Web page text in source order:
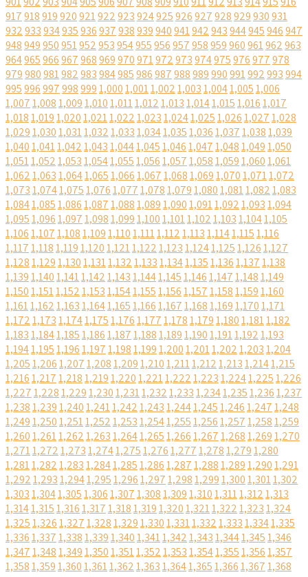
917918919920921922923924925926927928929930931
932933934935936937938939940941942943944945946947
948949950951952953954955956957958959960961962963
964965966967968969970971972973974975976977978
979980981982983984985986987988989990991992993994
9959969979989991,0001,0011,0021,0031,0041,0051,006
1,0071,0081,0091,0101,0111,0121,0131,0141,0151,0161,017
1,0181,0191,0201,0211,0221,0231,0241,0251,0261,0271,028
1,0291,0301,0311,0321,0331,0341,0351,0361,0371,0381,039
1,0401,0411,0421,0431,0441,0451,0461,0471,0481,0491,050
1,0511,0521,0531,0541,0551,0561,0571,0581,0591,0601,061
1,0621,0631,0641,0651,0661,0671,0681,0691,0701,0711,072
1,0731,0741,0751,0761,0771,0781,0791,0801,0811,0821,083
1,0841,0851,0861,0871,0881,0891,0901,0911,0921,0931,094
1,0951,0961,0971,0981,0991,1001,1011,1021,1031,1041,105
1,1061,1071,1081,1091,1101,1111,1121,1131,1141,1151,116
1,1171,1181,1191,1201,1211,1221,1231,1241,1251,1261,127
1,1281,1291,1301,1311,1321,1331,1341,1351,1361,1371,138
1,1391,1401,1411,1421,1431,1441,1451,1461,1471,1481,149
1,1501,1511,1521,1531,1541,1551,1561,1571,1581,1591,160
1,1611,1621,1631,1641,1651,1661,1671,1681,1691,1701,171
1,1721,1731,1741,1751,1761,1771,1781,1791,1801,1811,182
1,1831,1841,1851,1861,1871,1881,1891,1901,1911,1921,193
1,1941,1951,1961,1971,1981,1991,2001,2011,2021,2031,204
1,2051,2061,2071,2081,2091,2101,2111,2121,2131,2141,215
1,2161,2171,2181,2191,2201,2211,2221,2231,2241,2251,226
1,2271,2281,2291,2301,2311,2321,2331,2341,2351,2361,237
1,2381,2391,2401,2411,2421,2431,2441,2451,2461,2471,248
1,2491,2501,2511,2521,2531,2541,2551,2561,2571,2581,259
1,2601,2611,2621,2631,2641,2651,2661,2671,2681,2691,270
1,2711,2721,2731,2741,2751,2761,2771,2781,2791,280
1,2811,2821,2831,2841,2851,2861,2871,2881,2891,2901,291
1,2921,2931,2941,2951,2961,2971,2981,2991,3001,3011,302
1,3031,3041,3051,3061,3071,3081,3091,3101,3111,3121,313
1,3141,3151,3161,3171,3181,3191,3201,3211,3221,3231,324
1,3251,3261,3271,3281,3291,3301,3311,3321,3331,3341,335
1,3361,3371,3381,3391,3401,3411,3421,3431,3441,3451,346
1,3471,3481,3491,3501,3511,3521,3531,3541,3551,3561,357
1,3581,3591,3601,3611,3621,3631,3641,3651,3661,3671,368